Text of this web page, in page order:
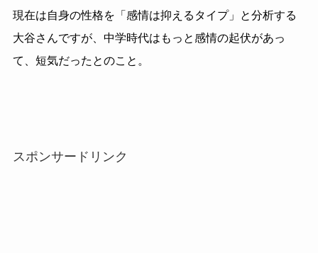
現在は自身の性格を「感情は抑えるタイプ」と分析する
大谷さんですが、中学時代はもっと感情の起伏があっ
て、短気だったとのこと。
スポンサードリンク